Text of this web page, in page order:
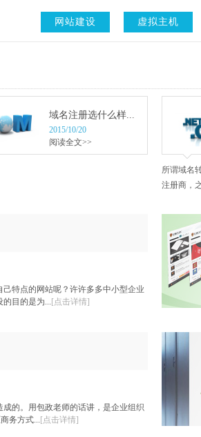
虚拟主机
网站建设
域名注册选什么样...
2015/10/20
阅读全文>>
所谓域名
注册商，
特点的网站呢？许许多多中小型企业
目的是为... [点击详情]
的。用包政老师的话讲，是企业组织
务方式... [点击详情]